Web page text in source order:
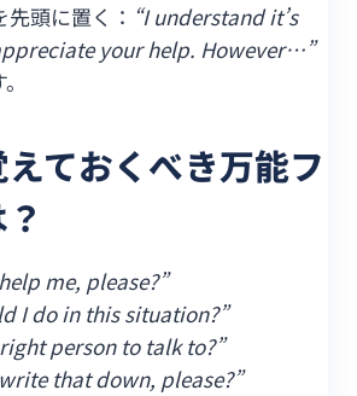
頭に置く： “I understand it’s
your help. However…”
ておくべき万能フ
me, please?”
I do in this situation?”
person to talk to?”
that down, please?”